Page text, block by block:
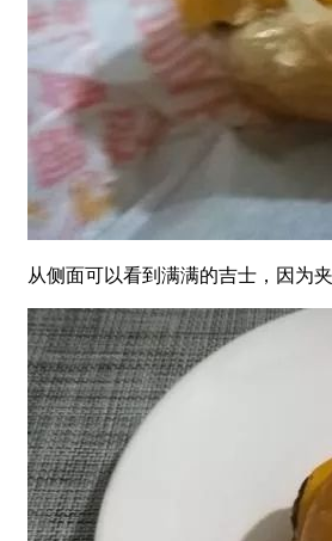
从侧面可以看到满满的吉士，因为